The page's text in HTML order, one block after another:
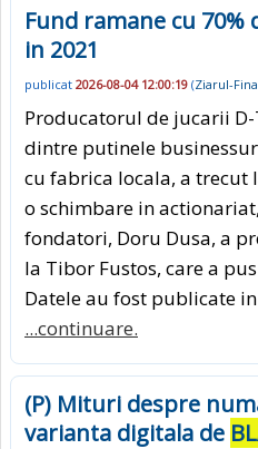
Fund ramane cu
in 2021
publicat 2026-08-04 12:00:19 (Ziarul-
Producatorul de jucarii
dintre putinele
cu fabrica locala, a
o schimbare in
fondatori, Doru Dusa, a
la Tibor Fustos, care a
Datele au fost publicate
...continuare.
(P) Mituri despre
varianta digitala de